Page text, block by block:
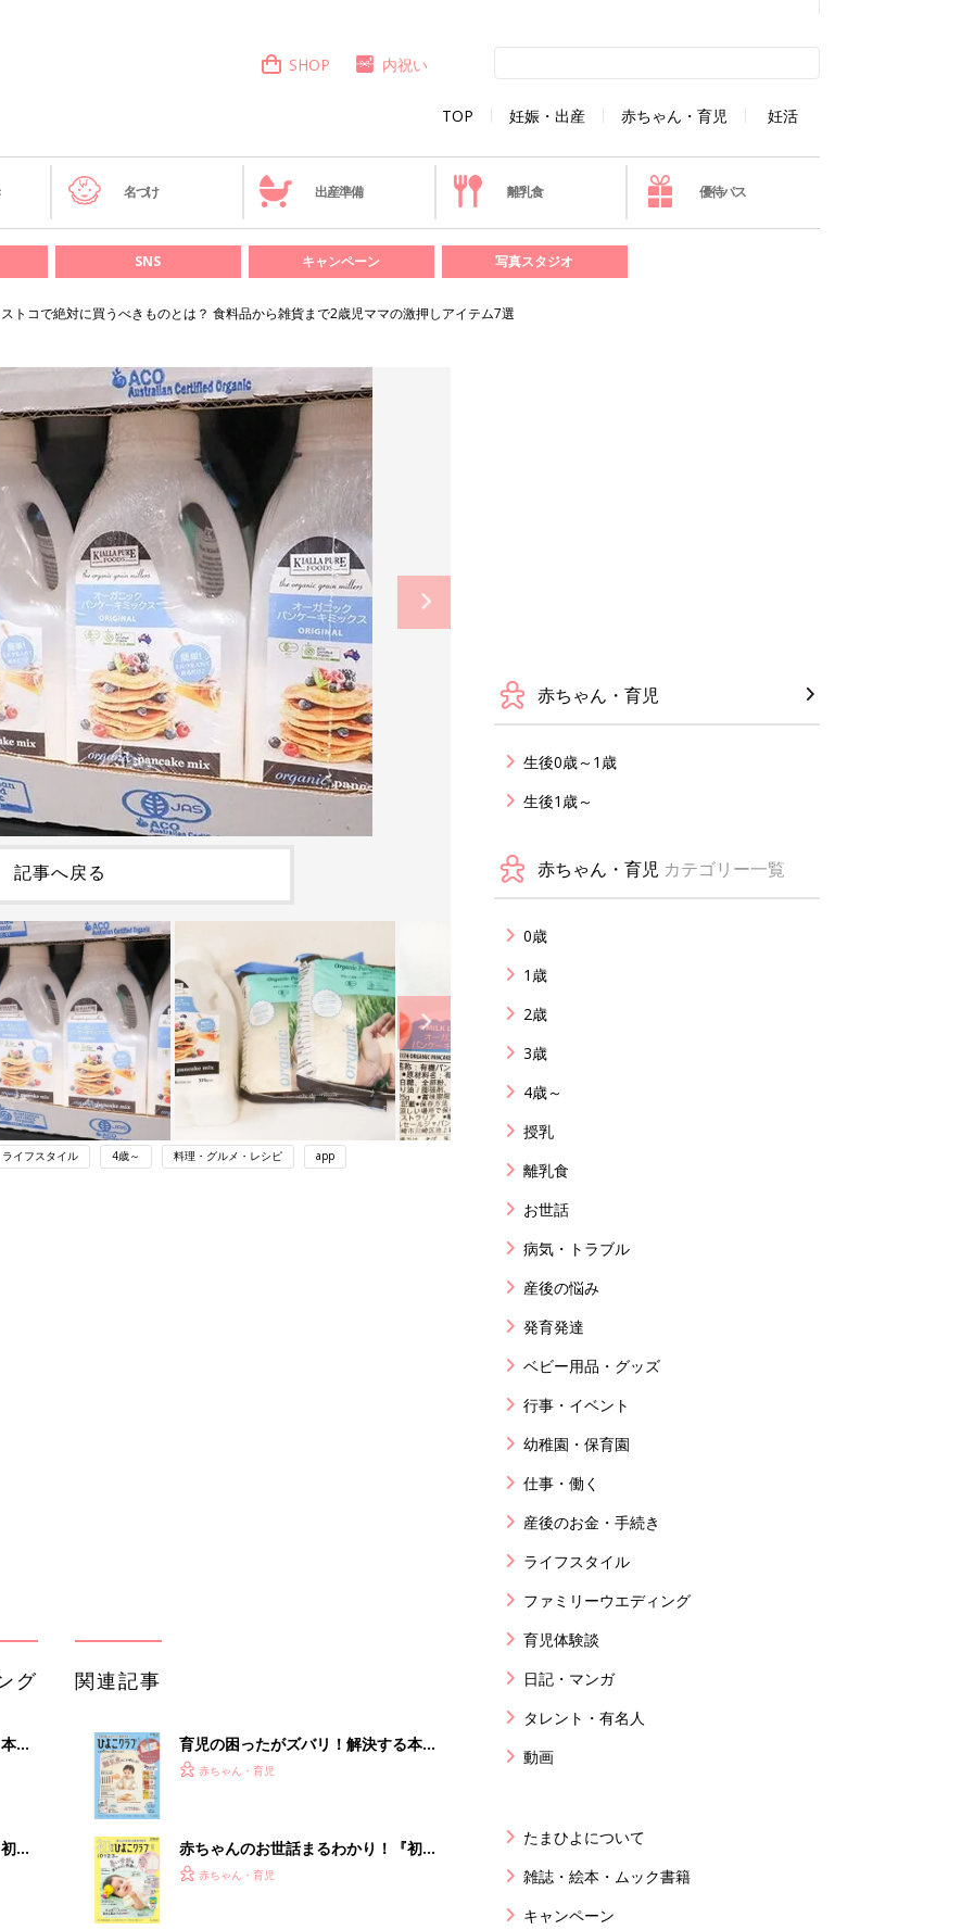
TOP 妊娠・出産 赤ちゃん・育児 妊活
SHOP 内祝い
名づけ 出産準備 離乳食 優待パス
SNS キャンペーン 写真スタジオ
トコで絶対に買うべきものとは？ 食料品から雑貨まで2歳児ママの激押しアイテム7選
記事へ戻る
ライフスタイル 4歳～ 料理・グルメ・レシピ app
赤ちゃん・育児
生後0歳～1歳
生後1歳～
赤ちゃん・育児 カテゴリー一覧
0歳
1歳
2歳
3歳
4歳～
授乳
離乳食
お世話
病気・トラブル
産後の悩み
発育発達
ベビー用品・グッズ
行事・イベント
幼稚園・保育園
仕事・働く
産後のお金・手続き
ライフスタイル
ファミリーウエディング
育児体験談
日記・マンガ
タレント・有名人
動画
たまひよについて
雑誌・絵本・ムック書籍
キャンペーン